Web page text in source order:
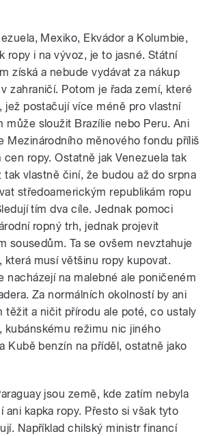
Mexiko, Ekvádor a Kolumbie,
ropy i na vývoz, je to jasné. Státní
získá a nebude vydávat za nákup
zahraničí. Potom je řada zemí, které
jež postačují více méně pro vlastní
může sloužit Brazílie nebo Peru. Ani
Mezinárodního měnového fondu příliš
ropy. Ostatně jak Venezuela tak
tak vlastně činí, že budou až do srpna
středoamerickým republikám ropu
tím dva cíle. Jednak pomoci
ropný trh, jednak projevit
sousedům. Ta se ovšem nevztahuje
která musí většinu ropy kupovat.
nacházejí na malebné ale poničeném
Za normálních okolností by ani
těžit a ničit přírodu ale poté, co ustaly
kubánskému režimu nic jiného
Kubě benzín na příděl, ostatně jako
jsou země, kde zatím nebyla
ani kapka ropy. Přesto si však tyto
Například chilský ministr financí